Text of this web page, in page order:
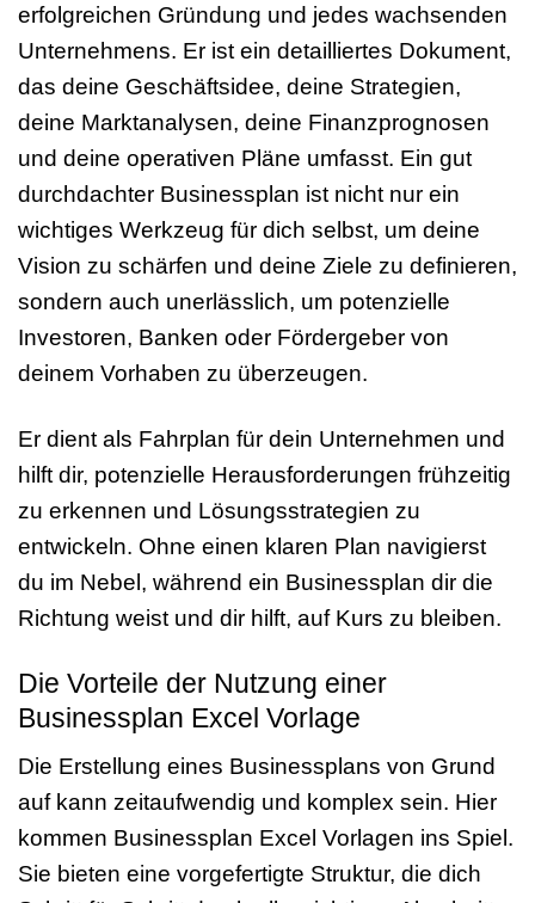
erfolgreichen Gründung und jedes wachsenden
Unternehmens. Er ist ein detailliertes Dokument,
das deine Geschäftsidee, deine Strategien,
deine Marktanalysen, deine Finanzprognosen
und deine operativen Pläne umfasst. Ein gut
durchdachter Businessplan ist nicht nur ein
wichtiges Werkzeug für dich selbst, um deine
Vision zu schärfen und deine Ziele zu definieren,
sondern auch unerlässlich, um potenzielle
Investoren, Banken oder Fördergeber von
deinem Vorhaben zu überzeugen.
Er dient als Fahrplan für dein Unternehmen und
hilft dir, potenzielle Herausforderungen frühzeitig
zu erkennen und Lösungsstrategien zu
entwickeln. Ohne einen klaren Plan navigierst
du im Nebel, während ein Businessplan dir die
Richtung weist und dir hilft, auf Kurs zu bleiben.
Die Vorteile der Nutzung einer
Businessplan Excel Vorlage
Die Erstellung eines Businessplans von Grund
auf kann zeitaufwendig und komplex sein. Hier
kommen Businessplan Excel Vorlagen ins Spiel.
Sie bieten eine vorgefertigte Struktur, die dich